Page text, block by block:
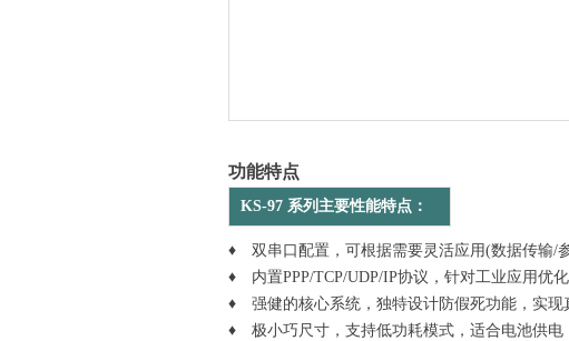
功能特点
KS-97 系列主要性能特点：
♦ 双串口配置，可根据需要灵活应用(数据传输/
♦ 内置PPP/TCP/UDP/IP协议，针对工业应用优
♦ 强健的核心系统，独特设计防假死功能，实现
♦ 极小巧尺寸，支持低功耗模式，适合电池供电